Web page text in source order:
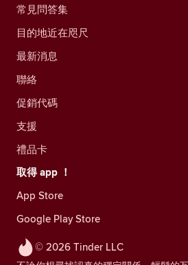
© 2026 Tinder LLC
常見問答集
目的地近在咫尺
最新消息
聯絡
促銷代碼
支援
禮品卡
取得 app ！
App Store
Google Play Store